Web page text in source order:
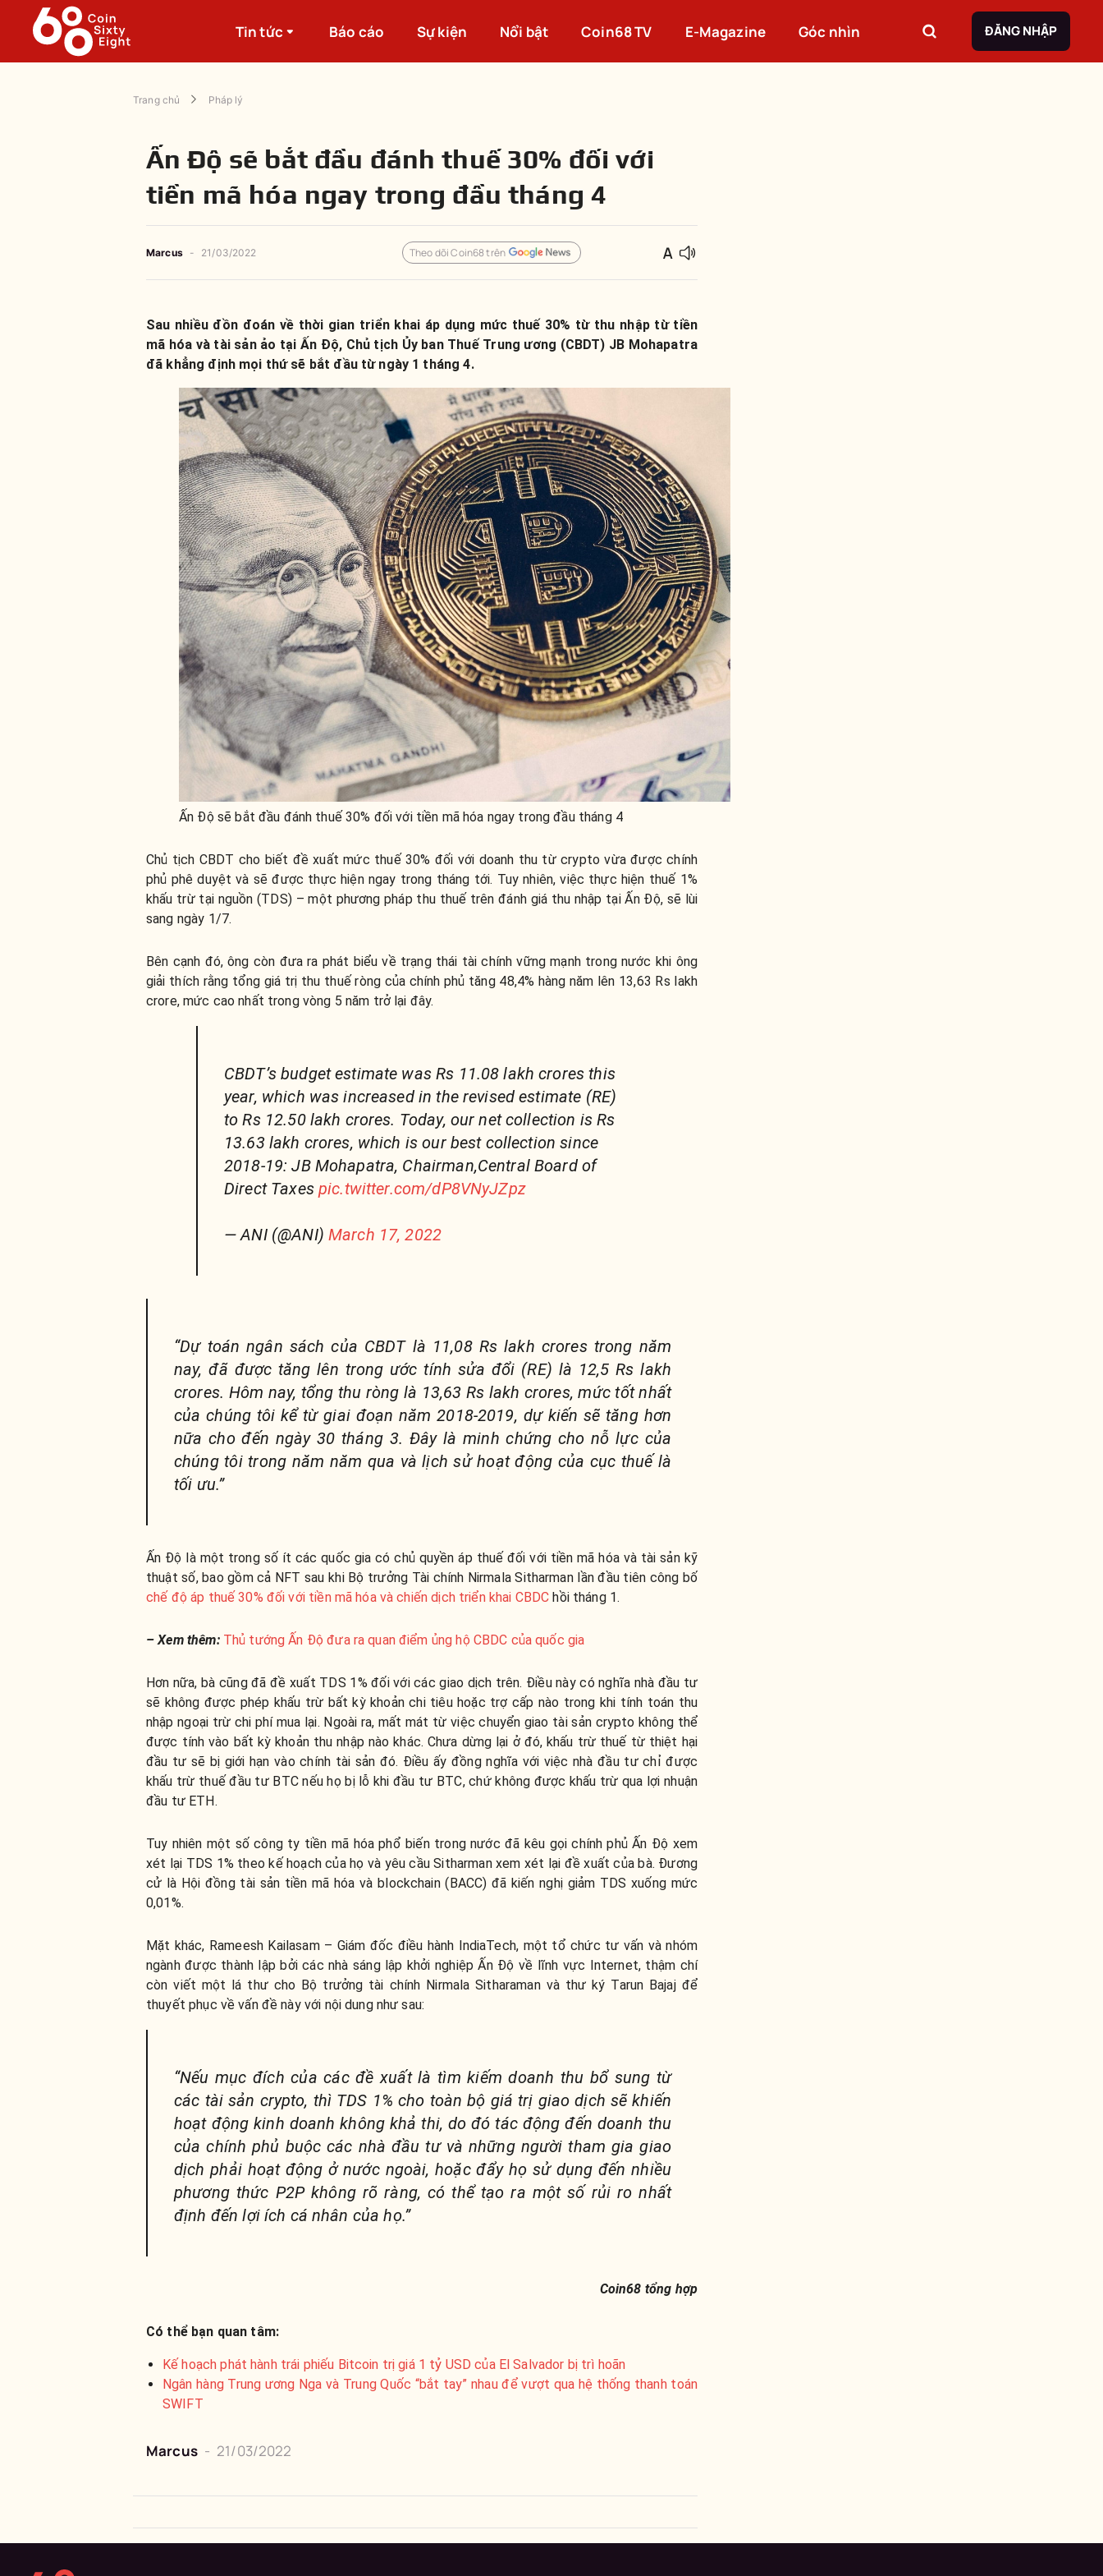
Tin tức Báo cáo Sự kiện Nổi bật Coin68 TV E-Magazine Góc nhìn ĐĂNG NHẬP
Trang chủ Pháp lý
Ấn Độ sẽ bắt đầu đánh thuế 30% đối với
tiền mã hóa ngay trong đầu tháng 4
Marcus - 21/03/2022 Theo dõi Coin68 trên
Sau nhiều đồn đoán về thời gian triển khai áp dụng mức thuế 30% từ thu nhập từ tiền
mã hóa và tài sản ảo tại Ấn Độ, Chủ tịch Ủy ban Thuế Trung ương (CBDT) JB Mohapatra
đã khẳng định mọi thứ sẽ bắt đầu từ ngày 1 tháng 4.
Ấn Độ sẽ bắt đầu đánh thuế 30% đối với tiền mã hóa ngay trong đầu tháng 4
Chủ tịch CBDT cho biết đề xuất mức thuế 30% đối với doanh thu từ crypto vừa được chính
phủ phê duyệt và sẽ được thực hiện ngay trong tháng tới. Tuy nhiên, việc thực hiện thuế 1%
khấu trừ tại nguồn (TDS) – một phương pháp thu thuế trên đánh giá thu nhập tại Ấn Độ, sẽ lùi
sang ngày 1/7.
Bên cạnh đó, ông còn đưa ra phát biểu về trạng thái tài chính vững mạnh trong nước khi ông
giải thích rằng tổng giá trị thu thuế ròng của chính phủ tăng 48,4% hàng năm lên 13,63 Rs lakh
crore, mức cao nhất trong vòng 5 năm trở lại đây.
CBDT’s budget estimate was Rs 11.08 lakh crores this
year, which was increased in the revised estimate (RE)
to Rs 12.50 lakh crores. Today, our net collection is Rs
13.63 lakh crores, which is our best collection since
2018-19: JB Mohapatra, Chairman,Central Board of
Direct Taxes pic.twitter.com/dP8VNyJZpz
— ANI (@ANI) March 17, 2022
“Dự toán ngân sách của CBDT là 11,08 Rs lakh crores trong năm
nay, đã được tăng lên trong ước tính sửa đổi (RE) là 12,5 Rs lakh
crores. Hôm nay, tổng thu ròng là 13,63 Rs lakh crores, mức tốt nhất
của chúng tôi kể từ giai đoạn năm 2018-2019, dự kiến ​​sẽ tăng hơn
nữa cho đến ngày 30 tháng 3. Đây là minh chứng cho nỗ lực của
chúng tôi trong năm năm qua và lịch sử hoạt động của cục thuế là
tối ưu.”
Ấn Độ là một trong số ít các quốc gia có chủ quyền áp thuế đối với tiền mã hóa và tài sản kỹ
thuật số, bao gồm cả NFT sau khi Bộ trưởng Tài chính Nirmala Sitharman lần đầu tiên công bố
chế độ áp thuế 30% đối với tiền mã hóa và chiến dịch triển khai CBDChồi tháng 1.
– Xem thêm: Thủ tướng Ấn Độ đưa ra quan điểm ủng hộ CBDC của quốc gia
Hơn nữa, bà cũng đã đề xuất TDS 1% đối với các giao dịch trên. Điều này có nghĩa nhà đầu tư
sẽ không được phép khấu trừ bất kỳ khoản chi tiêu hoặc trợ cấp nào trong khi tính toán thu
nhập ngoại trừ chi phí mua lại. Ngoài ra, mất mát từ việc chuyển giao tài sản crypto không thể
được tính vào bất kỳ khoản thu nhập nào khác. Chưa dừng lại ở đó, khấu trừ thuế từ thiệt hại
đầu tư sẽ bị giới hạn vào chính tài sản đó. Điều ấy đồng nghĩa với việc nhà đầu tư chỉ được
khấu trừ thuế đầu tư BTC nếu họ bị lỗ khi đầu tư BTC, chứ không được khấu trừ qua lợi nhuận
đầu tư ETH.
Tuy nhiên một số công ty tiền mã hóa phổ biến trong nước đã kêu gọi chính phủ Ấn Độ xem
xét lại TDS 1% theo kế hoạch của họ và yêu cầu Sitharman xem xét lại đề xuất của bà. Đương
cử là Hội đồng tài sản tiền mã hóa và blockchain (BACC) đã kiến nghị giảm TDS xuống mức
0,01%.
Mặt khác, Rameesh Kailasam – Giám đốc điều hành IndiaTech, một tổ chức tư vấn và nhóm
ngành được thành lập bởi các nhà sáng lập khởi nghiệp Ấn Độ về lĩnh vực Internet, thậm chí
còn viết một lá thư cho Bộ trưởng tài chính Nirmala Sitharaman và thư ký Tarun Bajaj để
thuyết phục về vấn đề này với nội dung như sau:
“Nếu mục đích của các đề xuất là tìm kiếm doanh thu bổ sung từ
các tài sản crypto, thì TDS 1% cho toàn bộ giá trị giao dịch sẽ khiến
hoạt động kinh doanh không khả thi, do đó tác động đến doanh thu
của chính phủ buộc các nhà đầu tư và những người tham gia giao
dịch phải hoạt động ở nước ngoài, hoặc đẩy họ sử dụng đến nhiều
phương thức P2P không rõ ràng, có thể tạo ra một số rủi ro nhất
định đến lợi ích cá nhân của họ.”
Coin68 tổng hợp
Có thể bạn quan tâm:
Kế hoạch phát hành trái phiếu Bitcoin trị giá 1 tỷ USD của El Salvador bị trì hoãn
Ngân hàng Trung ương Nga và Trung Quốc “bắt tay” nhau để vượt qua hệ thống thanh toán
SWIFT
Marcus - 21/03/2022